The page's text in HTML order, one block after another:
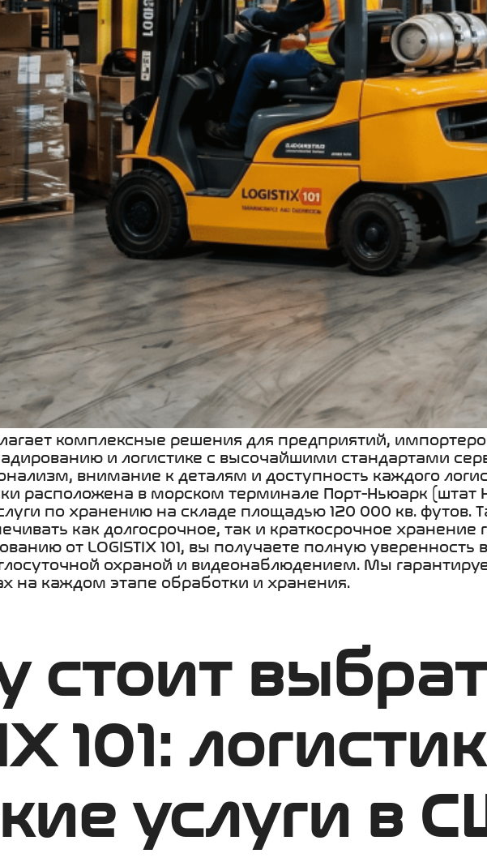
комплексные решения для предприятий,
и логистике с высочайшими стандартами
внимание к деталям и доступность каждого
расположена в морском терминале Порт-Ньюарк
по хранению на складе площадью 120 000 кв. футов.
как долгосрочное, так и краткосрочное хранение
от LOGISTIX 101, вы получаете полную уверенность
охраной и видеонаблюдением. Мы
на каждом этапе обработки и хранения.
стоит
101:
услуги в